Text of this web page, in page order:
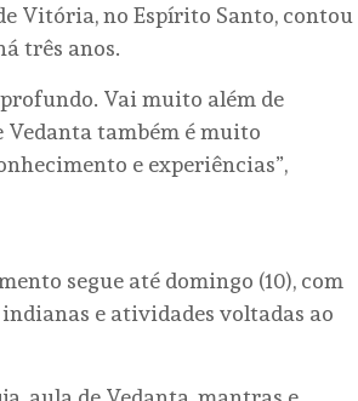
Vitória, no Espírito Santo, contou
três anos.
Vai muito além de
Vedanta também é muito
e experiências”,
segue até domingo (10), com
e atividades voltadas ao